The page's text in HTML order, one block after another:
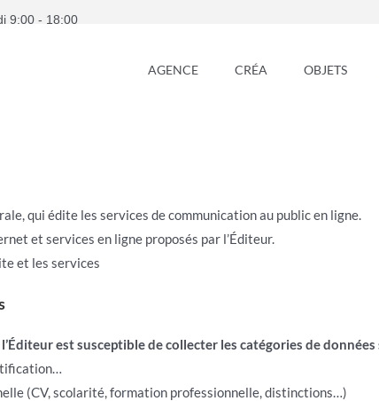
9:00 - 18:00
AGENCE CRÉA OBJETS
qui édite les services de communication au public en ligne.
et services en ligne proposés par l’Éditeur.
et les services
est susceptible de collecter les catégories de
(CV, scolarité, formation professionnelle, distinctions…)